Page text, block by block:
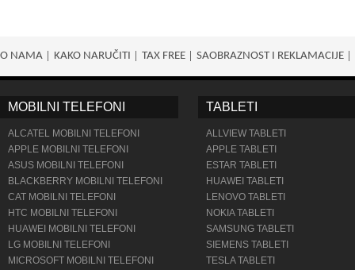
O NAMA KAKO NARUČITI TAX FREE SAOBRAZNOST I REKLAMACIJE
MOBILNI TELEFONI
ALCATEL MOBILNI TELEFONI
APPLE MOBILNI TELEFONI
ASUS MOBILNI TELEFONI
BLACKBERRY MOBILNI TELEFONI
CAT MOBILNI TELEFONI
HTC MOBILNI TELEFONI
HUAWEI MOBILNI TELEFONI
LG MOBILNI TELEFONI
MICROSOFT MOBILNI TELEFONI
TABLETI
ALLVIEW TABLETI
APPLE TABLETI
ESTAR TABLETI
HUAWEI TABLETI
LENOVO TABLETI
NOKIA TABLETI
SAMSUNG TABLETI
SIEMENS TABLETI
TESLA TABLETI